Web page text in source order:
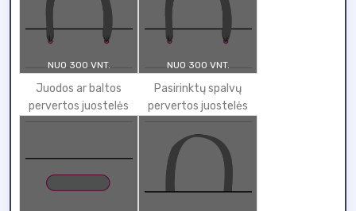
NUO 300 VNT.
Juodos ar baltos
pervertos juostelės
NUO 300 VNT.
Pasirinktų spalvų
pervertos juostelės